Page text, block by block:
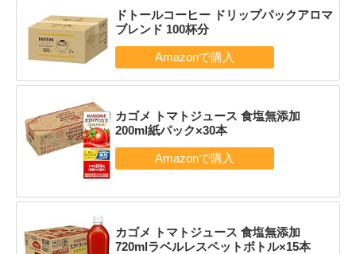
ドトールコーヒー ドリップパックアロマ
ブレンド 100杯分
カゴメ トマトジュース 食塩無添加
200ml紙パック×30本
カゴメ トマトジュース 食塩無添加
720mlラベルレスペットボトル×15本